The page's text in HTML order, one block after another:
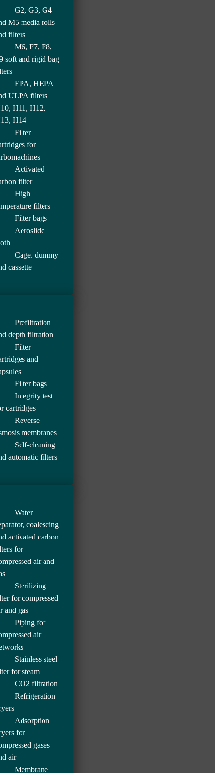
G2, G3, G4
M5 media rolls
filters
M6, F7, F8,
soft and rigid bag
EPA, HEPA
ULPA filters
H11, H12,
H14
Filter
for
Activated
filter
High
filters
Filter bags
Aeroslide
Cage, dummy
cassette
Prefiltration
depth filtration
Filter
and
Filter bags
Integrity test
cartridges
Reverse
membranes
Self-cleaning
automatic filters
Water
coalescing
activated carbon
for
air and
Sterilizing
for compressed
and gas
Piping for
air
Stainless steel
for steam
CO2 filtration
Refrigeration
Adsorption
for
gases
air
Membrane